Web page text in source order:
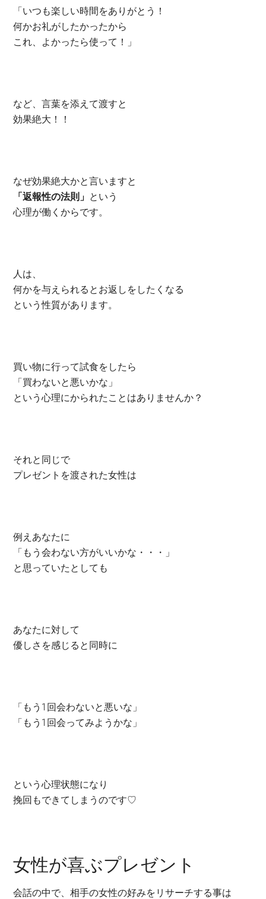
「いつも楽しい時間をありがとう！
何かお礼がしたかったから
これ、よかったら使って！」
など、言葉を添えて渡すと
効果絶大！！
なぜ効果絶大かと言いますと
「返報性の法則」 という
心理が働くからです。
人は、
何かを与えられると お返しをしたくなる
という性質があります。
買い物に行って試食をしたら
「買わないと悪いかな」
という心理にかられたことはありませんか？
それと同じで
プレゼントを渡された女性は
例えあなたに
「もう会わない方がいいかな・・・」
と思っていたとしても
あなたに対して
優しさを感じると同時に
「もう1回会わないと悪いな」
「もう1回会ってみようかな」
という心理状態になり
挽回もできてしまうのです♡
女性が喜ぶプレゼント
会話の中で、相手の女性の好みをリサーチする事は